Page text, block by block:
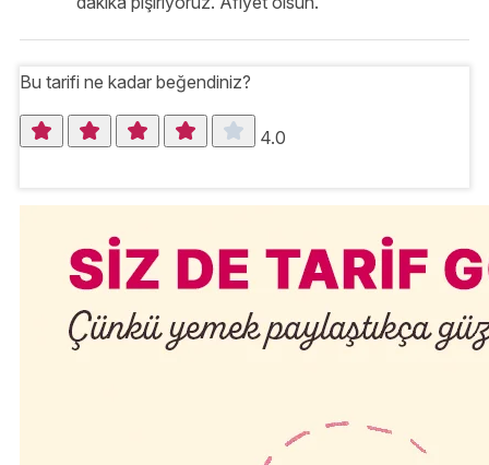
Bu tarifi ne kadar beğendiniz?
4.0